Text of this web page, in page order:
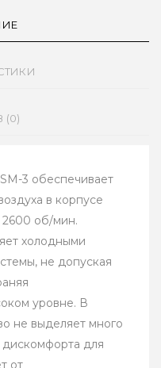
(0)
3 обеспечивает
в корпусе
2600 об/мин.
холодными
не допуская
уровне. В
не выделяет много
для